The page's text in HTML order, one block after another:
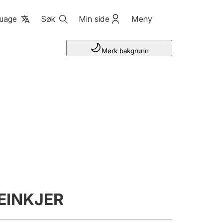
Søk Min side Meny
Mørk bakgrunn